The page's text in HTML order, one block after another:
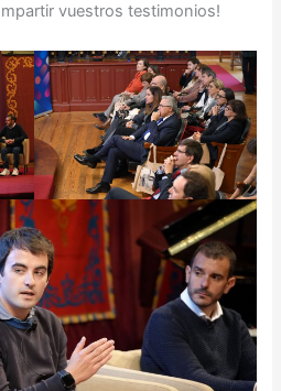
vuestros testimonios!